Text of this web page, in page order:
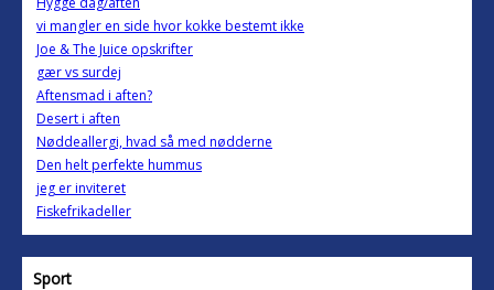
vi mangler en side hvor kokke bestemt ikke
Joe & The Juice opskrifter
gær vs surdej
Aftensmad i aften?
Desert i aften
Nøddeallergi, hvad så med nødderne
Den helt perfekte hummus
jeg er inviteret
Fiskefrikadeller
Sport